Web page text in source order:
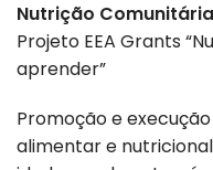
Nutrição Comunitária
Projeto EEA Grants
aprender”
Promoção e
alimentar e